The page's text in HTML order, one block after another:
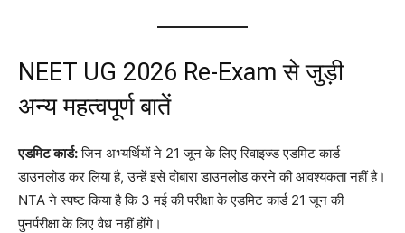
NEET UG 2026 Re-Exam से जुड़ी
अन्य महत्वपूर्ण बातें
एडमिट कार्ड:जिन अभ्यर्थियों ने 21 जून के लिए रिवाइज्ड एडमिट कार्ड
डाउनलोड कर लिया है, उन्हें इसे दोबारा डाउनलोड करने की आवश्यकता नहीं है।
NTA ने स्पष्ट किया है कि 3 मई की परीक्षा के एडमिट कार्ड 21 जून की
पुनर्परीक्षा के लिए वैध नहीं होंगे ।